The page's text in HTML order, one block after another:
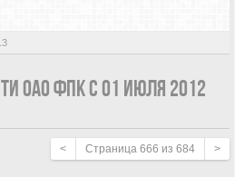
ОАО ФПК С 01 ИЮЛЯ 2012
< Страница 666 из 684 >